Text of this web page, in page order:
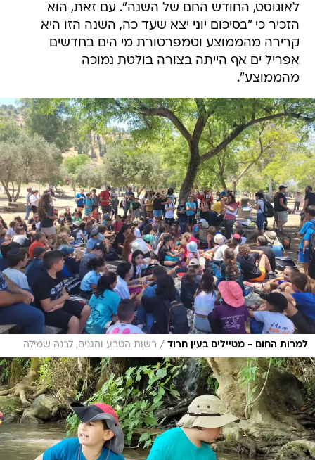
לאוגוסט, החודש החם של השנה". עם זאת, הוא
הזכיר כי "בסיכום יוני יצא שעד כה, השנה הזו היא
קרירה מהממוצע וטמפרטורת מי הים בחדשים
אפריל ים אף הייתה בצורה בולטת נמוכה
מהממוצע".
למרות החום - מטיילים בעין חרוד / רשות הטבע והגנים, לבנה שמילה